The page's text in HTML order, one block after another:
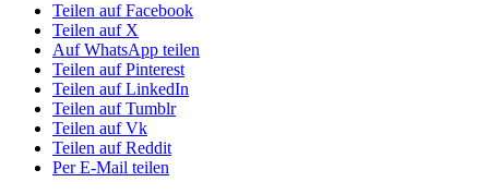
Teilen auf Facebook
Teilen auf X
Auf WhatsApp teilen
Teilen auf Pinterest
Teilen auf LinkedIn
Teilen auf Tumblr
Teilen auf Vk
Teilen auf Reddit
Per E-Mail teilen